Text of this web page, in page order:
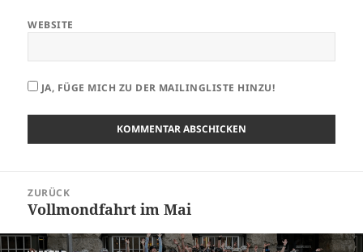
WEBSITE
JA, FÜGE MICH ZU DER MAILINGLISTE HINZU!
Navigation
ZURÜCK
Vorheriger
Vollmondfahrt im Mai